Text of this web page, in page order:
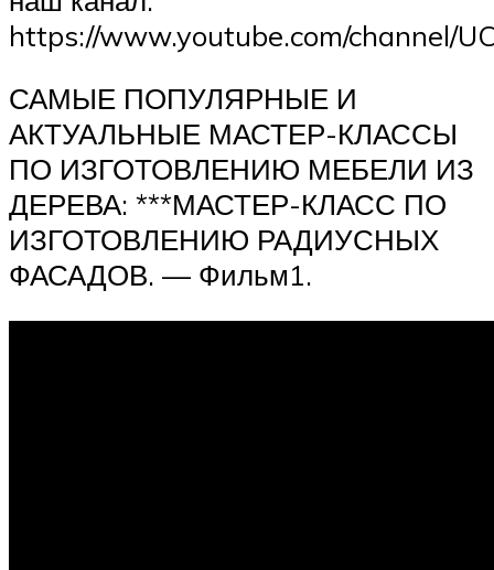
https://www.youtube.com/channel/
САМЫЕ ПОПУЛЯРНЫЕ И
АКТУАЛЬНЫЕ МАСТЕР-КЛАССЫ
ПО ИЗГОТОВЛЕНИЮ МЕБЕЛИ ИЗ
ДЕРЕВА: ***МАСТЕР-КЛАСС ПО
ИЗГОТОВЛЕНИЮ РАДИУСНЫХ
ФАСАДОВ. — Фильм1.